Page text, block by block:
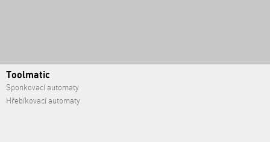
Toolmatic
Sponkovací automaty
Hřebíkovací automaty